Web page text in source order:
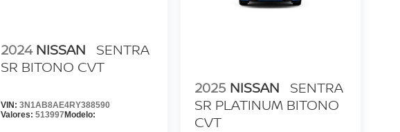
2024 NISSAN
SENTRA
SR BITONO CVT
VIN:3N1AB8AE4RY388590
Valores:513997 Modelo:
2025 NISSAN
SENTRA
SR PLATINUM BITONO
CVT